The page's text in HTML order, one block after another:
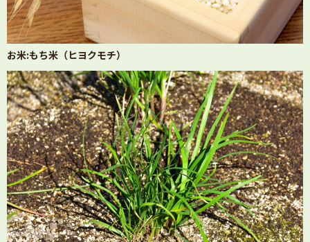
お米:もち米（ヒヨクモチ）